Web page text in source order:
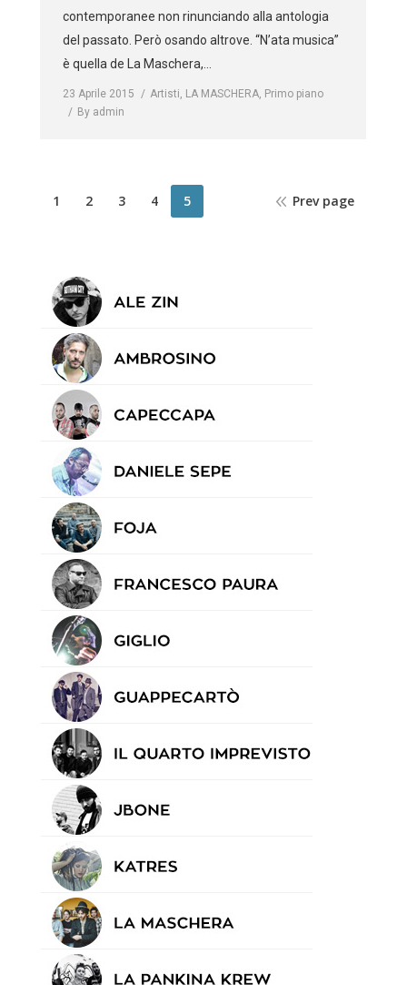
contemporanee non rinunciando alla antologia
del passato. Però osando altrove. “N’ata musica”
è quella de La Maschera,…
23 Aprile 2015 Artisti, LA MASCHERA, Primo piano
By admin
1 2 3 4 5 Prev page